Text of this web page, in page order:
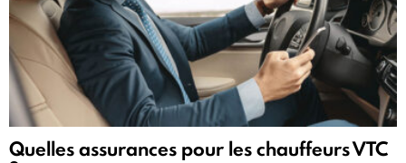
Quelles assurances pour les chauffeurs VTC